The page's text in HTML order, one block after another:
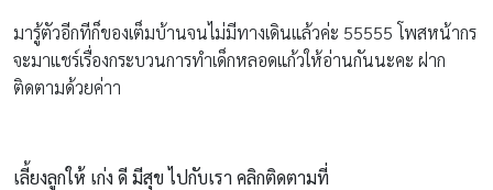
มารู้ตัวอีกทีก็ของเต็มบ้านจนไม่มีทางเดินแล้วค่ะ 55555 โพสหน้ากร
จะมาแชร์เรื่องกระบวนการทำเด็กหลอดแก้วให้อ่านกันนะคะ ฝาก
ติดตามด้วยค่าา
เลี้ยงลูกให้ เก่ง ดี มีสุข ไปกับเรา คลิกติดตามที่